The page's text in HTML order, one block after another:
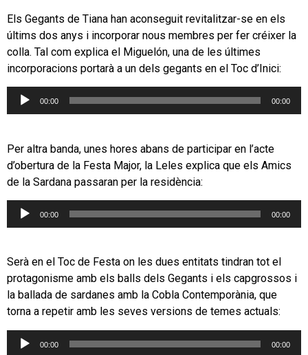
Els Gegants de Tiana han aconseguit revitalitzar-se en els
últims dos anys i incorporar nous membres per fer créixer la
colla. Tal com explica el Miguelón, una de les últimes
incorporacions portarà a un dels gegants en el Toc d’Inici:
Reproductor
00:00 00:00
Per altra banda, unes hores abans de participar en l’acte
d’obertura de la Festa Major, la Leles explica que els Amics
de la Sardana passaran per la residència:
Reproductor
00:00 00:00
Serà en el Toc de Festa on les dues entitats tindran tot el
protagonisme amb els balls dels Gegants i els capgrossos i
la ballada de sardanes amb la Cobla Contemporània, que
torna a repetir amb les seves versions de temes actuals:
Reproductor
00:00 00:00